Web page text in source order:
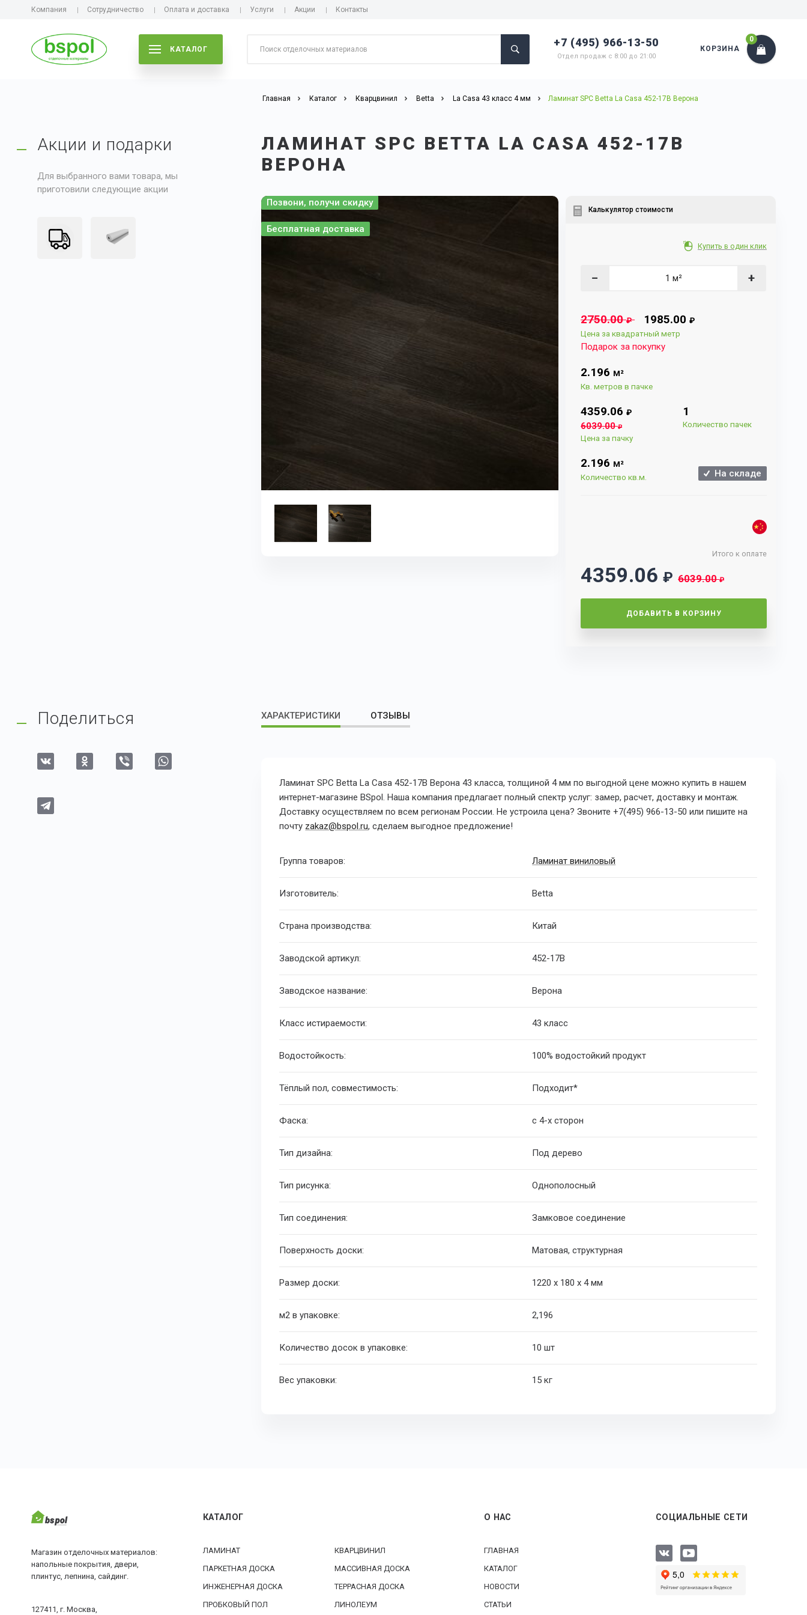
Компания Сотрудничество Оплата и доставка Услуги Акции Контакты
КАТАЛОГ
+7 (495) 966-13-50
Отдел продаж с 8:00 до 21:00
КОРЗИНА
0
Главная Каталог Кварцвинил Betta La Casa 43 класс 4 мм Ламинат SPC Betta La Casa 452-17B Верона
ЛАМИНАТ SPC BETTA LA CASA 452-17B
ВЕРОНА
Позвони, получи скидку
Бесплатная доставка
Калькулятор стоимости
Купить в один клик
− +
2750.00 ₽ 1985.00 ₽
Цена за квадратный метр
Подарок за покупку
2.196 М²
Кв. метров в пачке
4359.06 ₽
6039.00₽
Цена за пачку
1
Количество пачек
2.196 М²
Количество кв.м. На складе
Итого к оплате
4359.06 ₽ 6039.00₽
ДОБАВИТЬ В КОРЗИНУ
Акции и подарки
Для выбранного вами товара, мы
приготовили следующие акции
ХАРАКТЕРИСТИКИ ОТЗЫВЫ
Ламинат SPC Betta La Casa 452-17B Верона 43 класса, толщиной 4 мм по выгодной цене можно купить в нашем
интернет-магазине BSpol. Наша компания предлагает полный спектр услуг: замер, расчет, доставку и монтаж.
Доставку осуществляем по всем регионам России. Не устроила цена? Звоните +7(495) 966-13-50 или пишите на
почту zakaz@bspol.ru, сделаем выгодное предложение!
Группа товаров: Ламинат виниловый
Изготовитель: Betta
Страна производства: Китай
Заводской артикул: 452-17B
Заводское название: Верона
Класс истираемости: 43 класс
Водостойкость: 100% водостойкий продукт
Тёплый пол, совместимость: Подходит*
Фаска: с 4-х сторон
Тип дизайна: Под дерево
Тип рисунка: Однополосный
Тип соединения: Замковое соединение
Поверхность доски: Матовая, структурная
Размер доски: 1220 х 180 х 4 мм
м2 в упаковке: 2,196
Количество досок в упаковке: 10 шт
Вес упаковки: 15 кг
Поделиться
Магазин отделочных материалов:
напольные покрытия, двери,
плинтус, лепнина, сайдинг.
127411, г. Москва,
КАТАЛОГ
ЛАМИНАТ
КВАРЦВИНИЛ
ПАРКЕТНАЯ ДОСКА
МАССИВНАЯ ДОСКА
ИНЖЕНЕРНАЯ ДОСКА
ТЕРРАСНАЯ ДОСКА
ПРОБКОВЫЙ ПОЛ
ЛИНОЛЕУМ
О НАС
ГЛАВНАЯ
КАТАЛОГ
НОВОСТИ
СТАТЬИ
СОЦИАЛЬНЫЕ СЕТИ